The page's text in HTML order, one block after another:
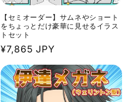
【セミオーダー】サムネやショート
をちょっとだけ豪華に見せるイラス
トセット
通
常
価
格
¥7,865 JPY